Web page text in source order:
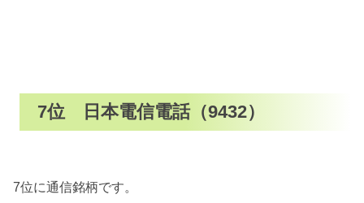
7位 日本電信電話（9432）
7位に通信銘柄です。